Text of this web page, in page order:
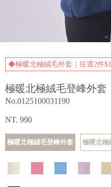
◆極暖北極絨毛外套｜任選2件
極暖北極絨毛登峰外套
No.0125100031190
NT. 990
極暖北極絨毛登峰外套 極暖北極